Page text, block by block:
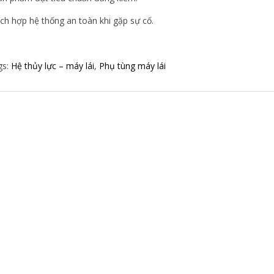
hợp hệ thống an toàn khi gặp sự cố.
Hệ thủy lực – máy lái, Phụ tùng máy lái